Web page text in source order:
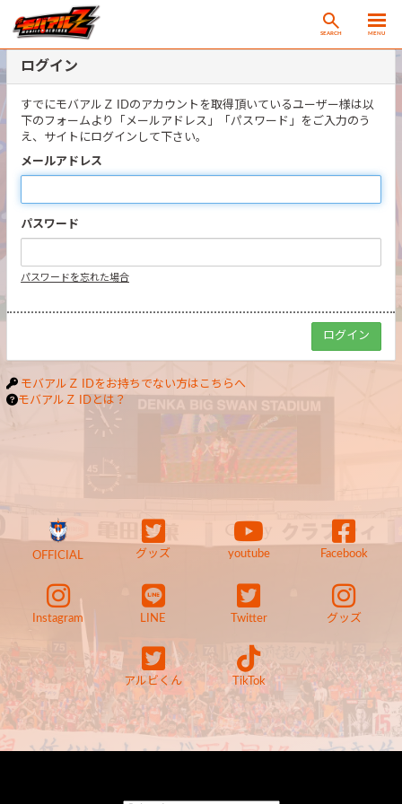
SEARCH MENU
ログイン
すでにモバアルＺ IDのアカウントを取得頂いているユーザー様は以
下のフォームより「メールアドレス」「パスワード」をご入力のう
え、サイトにログインして下さい。
メールアドレス
パスワード
パスワードを忘れた場合
モバアルＺ IDをお持ちでない方はこちらへ
モバアルＺ IDとは？
OFFICIAL グッズ youtube Facebook
Instagram LINE Twitter グッズ
アルビくん TikTok